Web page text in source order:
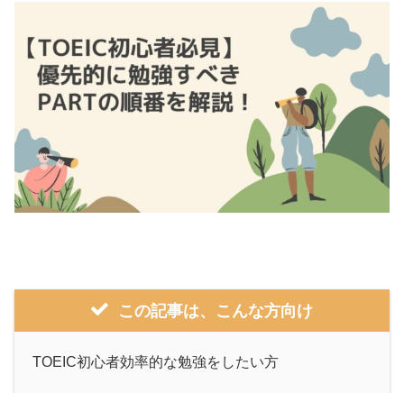
この記事は、こんな方向け
TOEIC初心者効率的な勉強をしたい方